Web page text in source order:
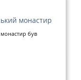
монастир
був